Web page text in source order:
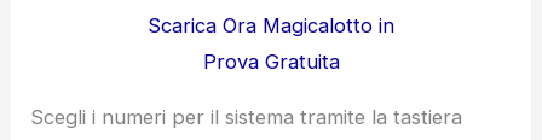
Scarica Ora Magicalotto in
Prova Gratuita
Scegli i numeri per il sistema tramite la tastiera